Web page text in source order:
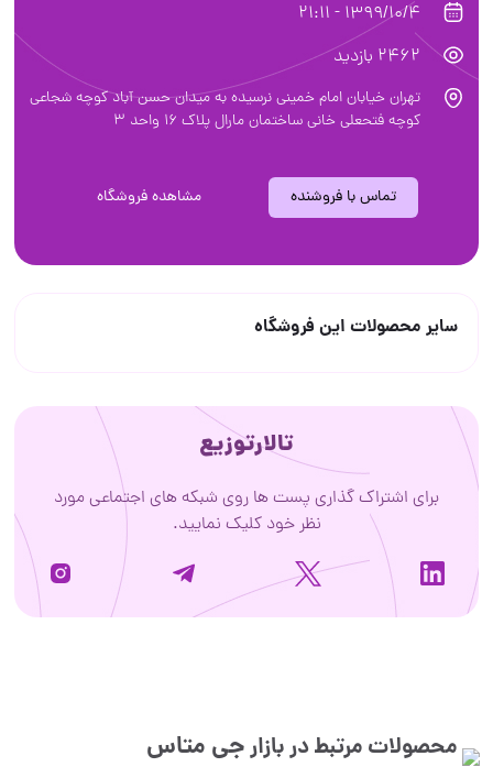
1399/10/4 - 21:11
2462 بازدید
تهران خیابان امام خمینی نرسیده به میدان حسن آباد کوچه شجاعی
کوچه فتحعلی خانی ساختمان مارال پلاک 16 واحد 3
تماس با فروشنده مشاهده فروشگاه
سایر محصولات این فروشگاه
تالارتوزیع
برای اشتراک گذاری پست ها روی شبکه های اجتماعی مورد
نظر خود کلیک نمایید.
محصولات مرتبط در بازارجی متاس